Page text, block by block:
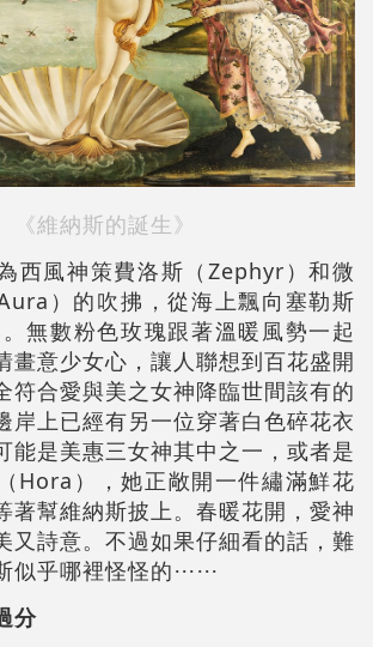
《維納斯的誕生》
西風神策費洛斯（Zephyr）和微
）的吹拂，從海上飄向塞勒斯
無數粉色玫瑰跟著溫暖風勢一起
畫意少女心，讓人聯想到百花盛開
符合愛與美之女神降臨世間該有的
岸上已經有另一位穿著白色碎花衣
能是美惠三女神其中之一，或者是
Hora），她正敞開一件繡滿鮮花
著幫維納斯披上。春暖花開，愛神
又詩意。不過如果仔細看的話，難
似乎哪裡怪怪的⋯⋯
分